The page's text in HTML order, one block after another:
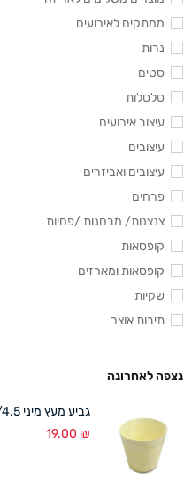
ממתקים לאירועים
נרות
סטים
סלסלות
עיצוב אירועים
עיצובים
עיצובים ואביזרים
פרחים
צנצנות/ מבחנות /פחיות
קופסאות
קופסאות ומארזים
שקיות
תיבות אוצר
נצפה לאחרונה
גביע מעץ מיני 6/4.5 ס"מ (50 יח')
19.00 ₪